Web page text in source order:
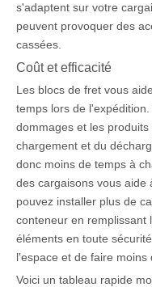
s'adaptent sur votre
peuvent provoquer des
cassées.
Coût et efficacité
Les blocs de fret vous
temps lors de
dommages et les
chargement et du
donc moins de temps à
des cargaisons vous aide
pouvez installer plus de
conteneur en remplissant
éléments en toute
l'espace et de faire moins
Voici un tableau rapide